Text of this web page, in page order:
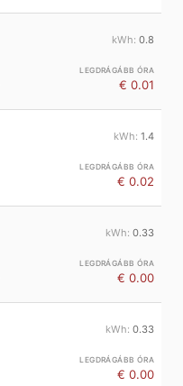
0.8
€ 0.01
1.4
€ 0.02
0.33
€ 0.00
0.33
€ 0.00